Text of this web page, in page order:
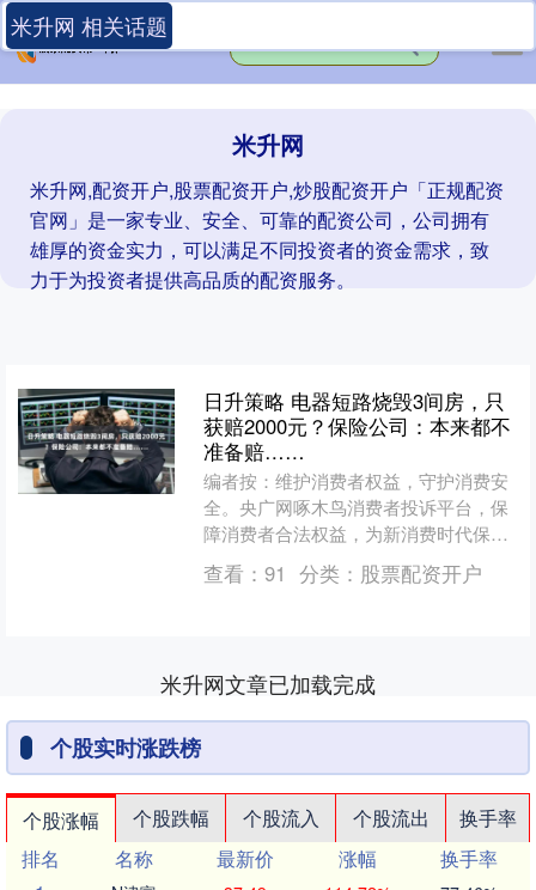
米升网
米升网,配资开户,股票配资开户,炒股配资开户「正规配资
官网」是一家专业、安全、可靠的配资公司，公司拥有
雄厚的资金实力，可以满足不同投资者的资金需求，致
力于为投资者提供高品质的配资服务。
米升网 相关话题
日升策略 电器短路烧毁3间房，只
获赔2000元？保险公司：本来都不
准备赔……
编者按：维护消费者权益，守护消费安
全。央广网啄木鸟消费者投诉平台，保
障消费者合法权益，为新消费时代保驾
护航！ 近日，河南省驻马店市西平县出
山镇酒店村居民宋女士向....
查看： 91 分类： 股票配资开户
米升网文章已加载完成
个股实时涨跌榜
个股涨幅 个股跌幅 个股流入 个股流出
换手率
排名
名称 最新价 涨幅
换手率